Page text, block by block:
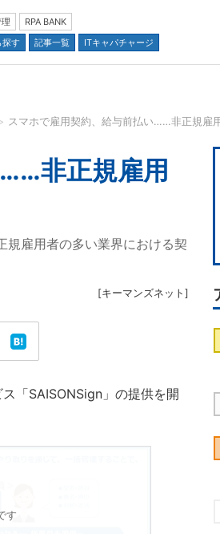
RPA BANK
探す 記事一覧 ITキャパチャージ
並び順：
スマホで雇用契約、給与前払い……非正規雇
非正規雇用
規雇用者の多い業界における契
[キーマンズネット ]
「SAISONSign」の提供を開
す